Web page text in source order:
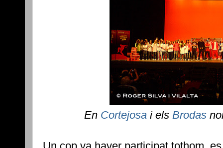
En Cortejosa i els Brodas
Un cop va haver participat tothom,